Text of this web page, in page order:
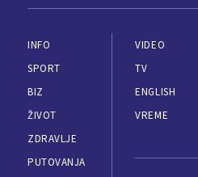
INFO
SPORT
BIZ
ŽIVOT
ZDRAVLJE
PUTOVANJA
VIDEO
TV
ENGLISH
VREME